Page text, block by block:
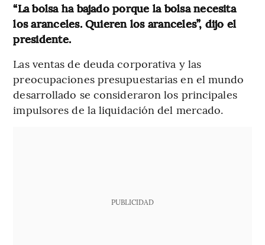
“La bolsa ha bajado porque la bolsa necesita
los aranceles. Quieren los aranceles”, dijo el
presidente.
Las ventas de deuda corporativa y las
preocupaciones presupuestarias en el mundo
desarrollado se consideraron los principales
impulsores de la liquidación del mercado.
PUBLICIDAD